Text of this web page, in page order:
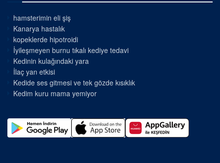
hamsterimin eli şiş
Kanarya hastalık
kopeklerde hipotroidi
İyileşmeyen burnu tıkalı kediye tedavi
Kedinin kulağındaki yara
İlaç yan etkisi
Kedide ses gitmesi ve tek gözde kısıklık
Kedim kuru mama yemiyor